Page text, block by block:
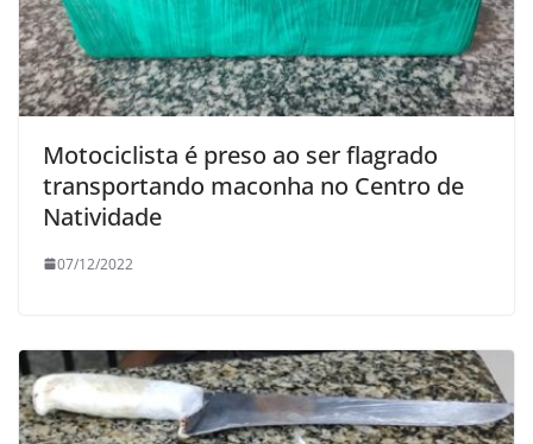
Motociclista é preso ao ser flagrado
transportando maconha no Centro de
Natividade
07/12/2022